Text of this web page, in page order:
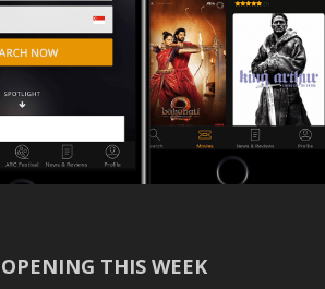
OPENING THIS WEEK